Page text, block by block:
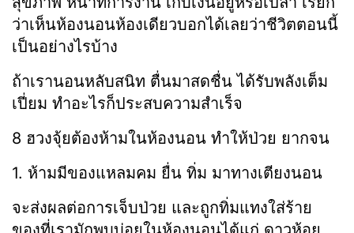
ว่าเห็นห้องนอนห้องเดียวบอกได้เลยว่าชีวิตตอนนี้
เป็นอย่างไรบ้าง
ถ้าเรานอนหลับสนิท ตื่นมาสดชื่น ได้รับพลังเต็ม
เปี่ยม ทำอะไรก็ประสบความสำเร็จ
8 ฮวงจุ้ยต้องห้ามในห้องนอน ทำให้ป่วย ยากจน
1. ห้ามมีของแหลมคม ยื่น ทิ่ม มาทางเตียงนอน
จะส่งผลต่อการเจ็บป่วย และถูกทิ่มแทงใส่ร้าย